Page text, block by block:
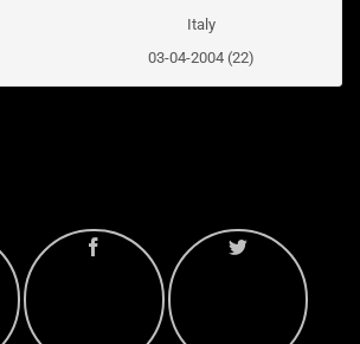
Italy
03-04-2004 (22)